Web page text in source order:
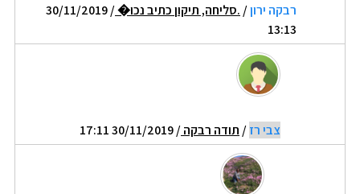
רבקה ירון/ .סליחה, תיקון כתיב נכו� / 30/11/2019
13:13
צבי רז/ תודה רבקה/ 30/11/2019 17:11